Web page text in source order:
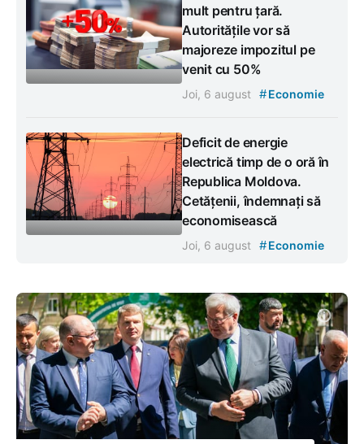
mult pentru țară.
Autoritățile vor să
majoreze impozitul pe
venit cu 50%
Joi, 6 august #Economie
Deficit de energie
electrică timp de o oră în
Republica Moldova.
Cetățenii, îndemnați să
economisească
Joi, 6 august #Economie